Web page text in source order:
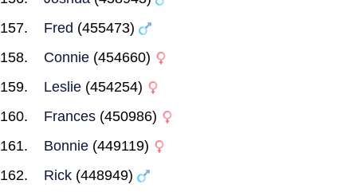
Fred (455473)
Connie (454660)
Leslie (454254)
Frances (450986)
Bonnie (449119)
Rick (448949)